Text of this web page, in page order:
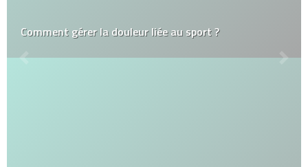
Comment gérer la douleur liée au sport ?